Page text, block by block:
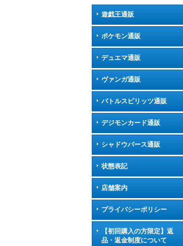
遊戯王通販
ポケモン通販
デュエマ通販
ヴァンガ通販
バトルスピリッツ通販
デジモンカード通販
シャドウバース通販
状態表記
店舗案内
プライバシーポリシー
【初回購入の方限定】返
品・返金制度について